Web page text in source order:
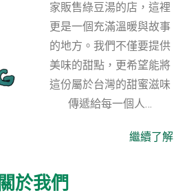
家販售綠豆湯的店，這裡
更是一個充滿溫暖與故事
的地方。我們不僅要提供
美味的甜點，更希望能將
這份屬於台灣的甜蜜滋味
傳遞給每一個人…
繼續了解
關於我們